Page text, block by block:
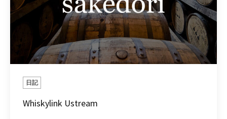
日記
Whiskylink Ustream